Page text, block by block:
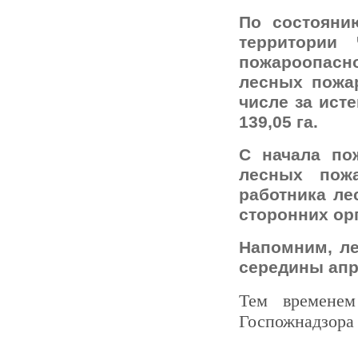
По
лесных
числе за
139,05 га.
С начала
лесных
работника
сторонних
Напомним,
середины
Тем
Госпожнадзора